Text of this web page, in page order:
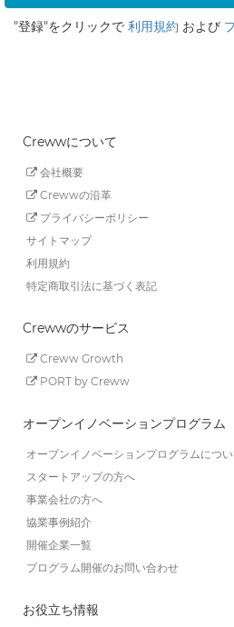
"登録"をクリックで 利用規約 および
Crewwについて
会社概要
Crewwの沿革
プライバシーポリシー
サイトマップ
利用規約
特定商取引法に基づく表記
Crewwのサービス
Creww Growth
PORT by Creww
オープンイノベーションプログラム
オープンイノベーションプログラムにつ
スタートアップの方へ
事業会社の方へ
協業事例紹介
開催企業一覧
プログラム開催のお問い合わせ
お役立ち情報